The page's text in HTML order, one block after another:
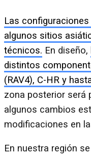
Las
algunos sitios
técnicos. En diseño,
distintos
(RAV4), C-HR y
zona posterior será
algunos cambios
modificaciones en
En nuestra región